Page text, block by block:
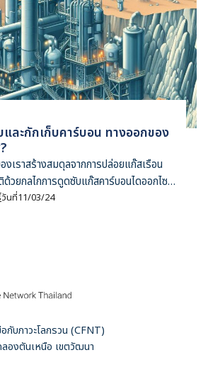
และกักเก็บคาร์บอน ทางออกของ
งเราสร้างสมดุลจากการปล่อยแก๊สเรือน
วยกลไกการดูดซับแก๊สคาร์บอนไดออกไซด์
กระบวนการสังเคราะห์แสง แต่นับจาก
วันที่11/03/24
กับภาวะโลกรวน (CFNT)
องตันเหนือ เขตวัฒนา